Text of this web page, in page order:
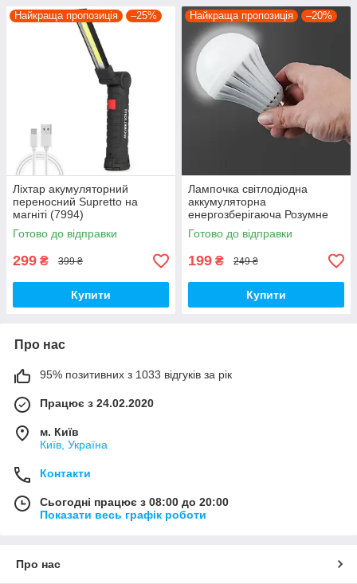
Найкраща пропозиція –25%
Ліхтар акумуляторний
переносний Supretto на
магніті (7994)
Готово до відправки
299 ₴ 399 ₴
Купити
Найкраща пропозиція –20%
Лампочка світлодіодна
аккумуляторна
енергозберігаюча Розумне
світло 5 Вт
Готово до відправки
199 ₴ 249 ₴
Купити
Про нас
95% позитивних з 1033 відгуків за рік
Працює з 24.02.2020
м. Київ
Київ, Україна
Контакти
Сьогодні працює з 08:00 до 20:00
Показати весь графік роботи
Про нас